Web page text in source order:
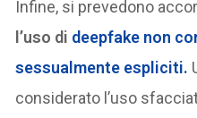
Infine, si prevedono
l’uso di deepfake non
sessualmente espliciti.
considerato l’uso